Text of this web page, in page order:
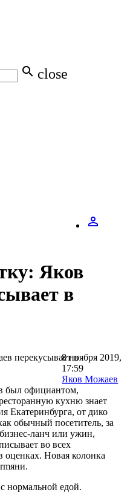
search close
perm_identity
Яков
в
8 ноября 2019,
17:59
Яков Можаев
был официантом,
кухню знает
Екатеринбурга, от дико
обычный посетитель, за
бизнес-ланч или ужин,
во всех
оценках. Новая колонка
нормальной едой.